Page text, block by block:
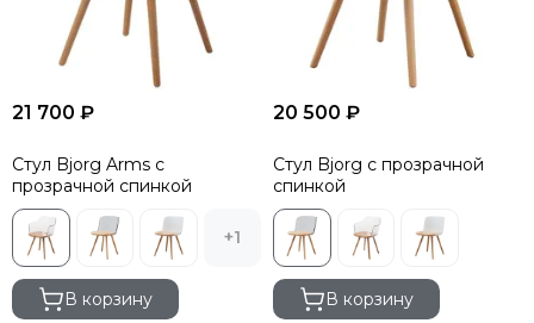
21 700 ₽
Стул Bjorg Arms с
прозрачной спинкой
+1
В корзину
20 500 ₽
Стул Bjorg с прозрачной
спинкой
В корзину